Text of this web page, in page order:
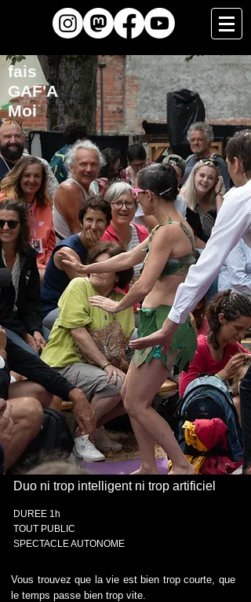
fais
GAF'A
Moi
DUREE 1h
TOUT PUBLIC
​SPECTACLE AUTONOME
Duo ni trop intelligent ni trop artificiel
Vous trouvez que la vie est bien trop courte, que
le temps passe bien trop vite.